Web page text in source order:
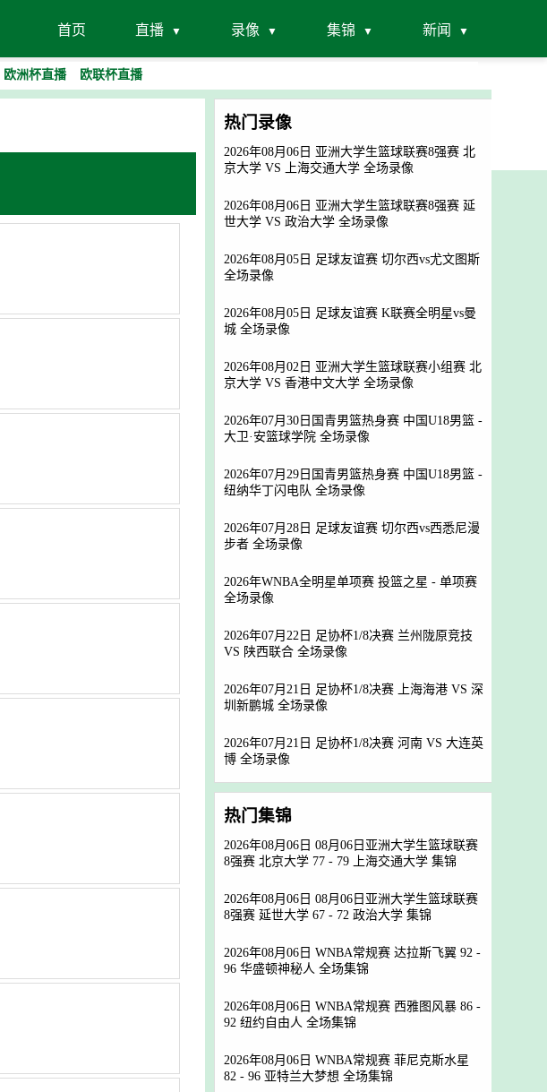
首页 直播 录像 集锦 新闻
欧洲杯直播 欧联杯直播
热门录像
2026年08月06日 亚洲大学生篮球联赛8强赛 北
京大学 VS 上海交通大学 全场录像
2026年08月06日 亚洲大学生篮球联赛8强赛 延
世大学 VS 政治大学 全场录像
2026年08月05日 足球友谊赛 切尔西vs尤文图斯
全场录像
2026年08月05日 足球友谊赛 K联赛全明星vs曼
城 全场录像
2026年08月02日 亚洲大学生篮球联赛小组赛 北
京大学 VS 香港中文大学 全场录像
2026年07月30日国青男篮热身赛 中国U18男篮 -
大卫·安篮球学院 全场录像
2026年07月29日国青男篮热身赛 中国U18男篮 -
纽纳华丁闪电队 全场录像
2026年07月28日 足球友谊赛 切尔西vs西悉尼漫
步者 全场录像
2026年WNBA全明星单项赛 投篮之星 - 单项赛
全场录像
2026年07月22日 足协杯1/8决赛 兰州陇原竞技
VS 陕西联合 全场录像
2026年07月21日 足协杯1/8决赛 上海海港 VS 深
圳新鹏城 全场录像
2026年07月21日 足协杯1/8决赛 河南 VS 大连英
博 全场录像
热门集锦
2026年08月06日 08月06日亚洲大学生篮球联赛
8强赛 北京大学 77 - 79 上海交通大学 集锦
2026年08月06日 08月06日亚洲大学生篮球联赛
8强赛 延世大学 67 - 72 政治大学 集锦
2026年08月06日 WNBA常规赛 达拉斯飞翼 92 -
96 华盛顿神秘人 全场集锦
2026年08月06日 WNBA常规赛 西雅图风暴 86 -
92 纽约自由人 全场集锦
2026年08月06日 WNBA常规赛 菲尼克斯水星
82 - 96 亚特兰大梦想 全场集锦